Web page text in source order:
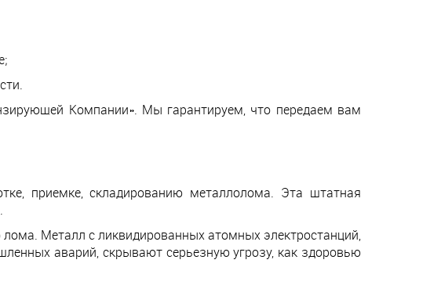
Компании». Мы гарантируем, что передаем вам
приемке, складированию металлолома. Эта штатная
Металл с ликвидированных атомных электростанций,
аварий, скрывают серьезную угрозу, как здоровью